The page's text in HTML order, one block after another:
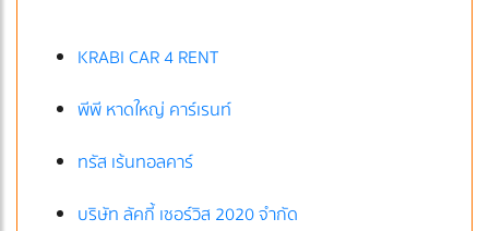
KRABI CAR 4 RENT
พีพี หาดใหญ่ คาร์เรนท์
ทรัส เร้นทอลคาร์
บริษัท ลัคกี้ เซอร์วิส 2020 จำกัด